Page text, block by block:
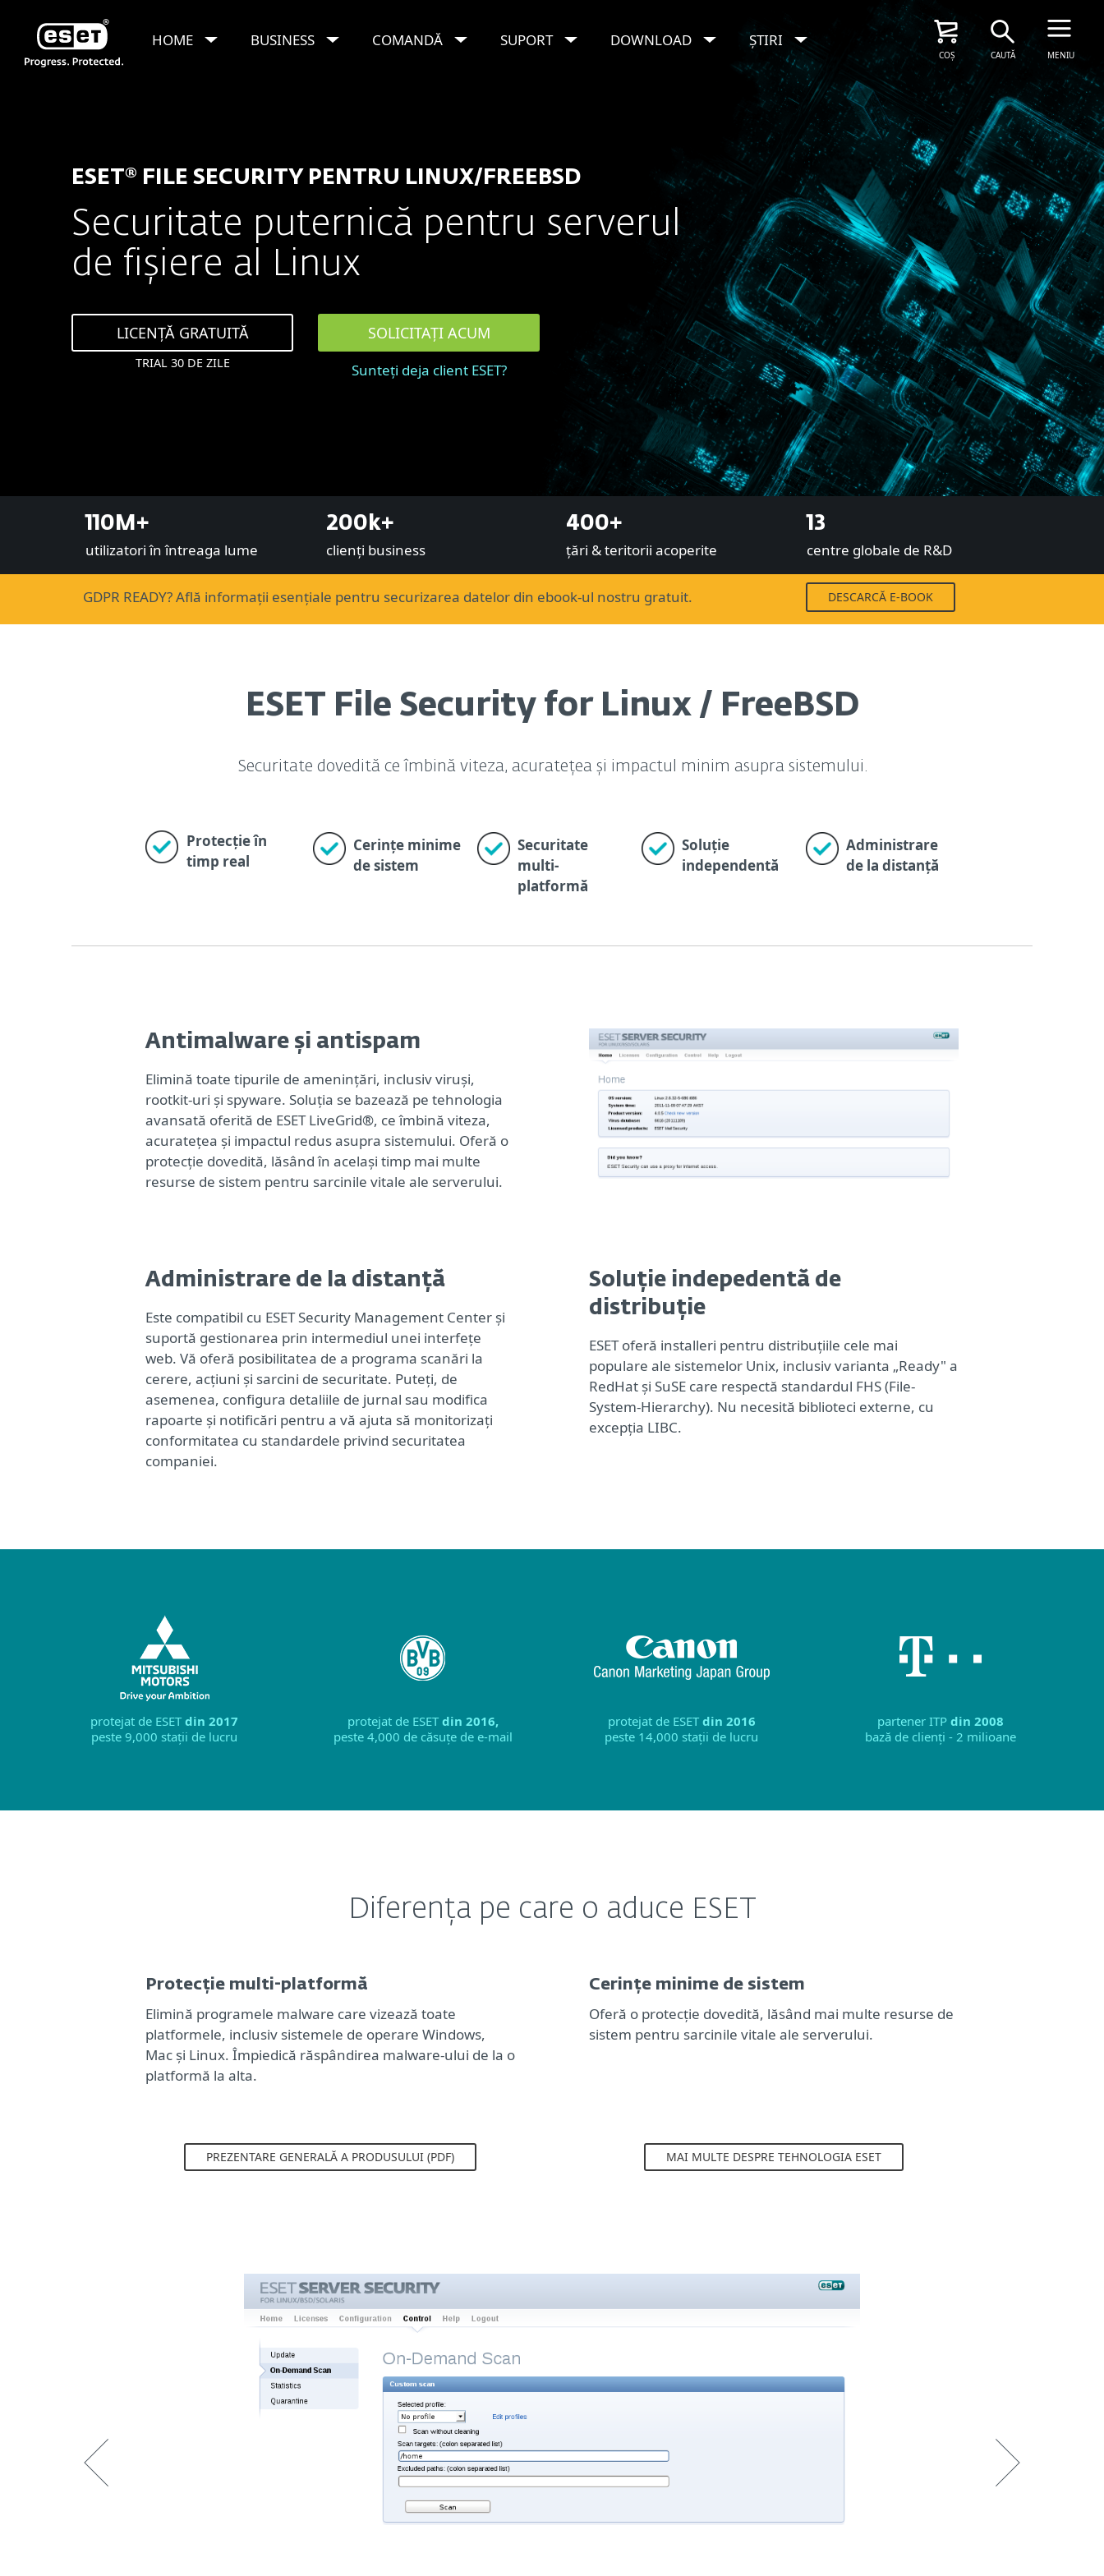
HOME BUSINESS COMANDĂ SUPORT DOWNLOAD ȘTIRI
COȘ CAUTĂ MENIU
SOLICITAȚI ACUM
ESET® FILE SECURITY PENTRU LINUX/FREEBSD
Securitate puternică pentru serverul
de fișiere al Linux
LICENȚĂ GRATUITĂ
TRIAL 30 DE ZILE
SOLICITAȚI ACUM
Sunteți deja client ESET?
110M+
utilizatori în întreaga lume
200k+
clienți business
400+
țări & teritorii acoperite
13
centre globale de R&D
GDPR READY? Află informații esențiale pentru securizarea datelor din ebook-ul nostru gratuit. DESCARCĂ E-BOOK
ESET File Security for Linux / FreeBSD
Securitate dovedită ce îmbină viteza, acuratețea și impactul minim asupra sistemului.
Protecție în
timp real
Cerințe minime
de sistem
Securitate
multi-
platformă
Soluție
independentă
Administrare
de la distanță
Antimalware și antispam
Elimină toate tipurile de amenințări, inclusiv viruși,
rootkit-uri și spyware. Soluția se bazează pe tehnologia
avansată oferită de ESET LiveGrid®, ce îmbină viteza,
acuratețea și impactul redus asupra sistemului. Oferă o
protecție dovedită, lăsând în același timp mai multe
resurse de sistem pentru sarcinile vitale ale serverului.
Administrare de la distanță
Este compatibil cu ESET Security Management Center și
suportă gestionarea prin intermediul unei interfețe
web. Vă oferă posibilitatea de a programa scanări la
cerere, acțiuni și sarcini de securitate. Puteți, de
asemenea, configura detaliile de jurnal sau modifica
rapoarte și notificări pentru a vă ajuta să monitorizați
conformitatea cu standardele privind securitatea
companiei.
Soluție indepedentă de
distribuție
ESET oferă installeri pentru distribuțiile cele mai
populare ale sistemelor Unix, inclusiv varianta „Ready" a
RedHat și SuSE care respectă standardul FHS (File-
System-Hierarchy). Nu necesită biblioteci externe, cu
excepția LIBC.
protejat de ESET din 2017
peste 9,000 stații de lucru
protejat de ESET din 2016,
peste 4,000 de căsuțe de e-mail
protejat de ESET din 2016
peste 14,000 stații de lucru
partener ITP din 2008
bază de clienți - 2 milioane
Diferența pe care o aduce ESET
Protecție multi-platformă
Elimină programele malware care vizează toate
platformele, inclusiv sistemele de operare Windows,
Mac și Linux. Împiedică răspândirea malware-ului de la o
platformă la alta.
Cerințe minime de sistem
Oferă o protecție dovedită, lăsând mai multe resurse de
sistem pentru sarcinile vitale ale serverului.
PREZENTARE GENERALĂ A PRODUSULUI (PDF) MAI MULTE DESPRE TEHNOLOGIA ESET